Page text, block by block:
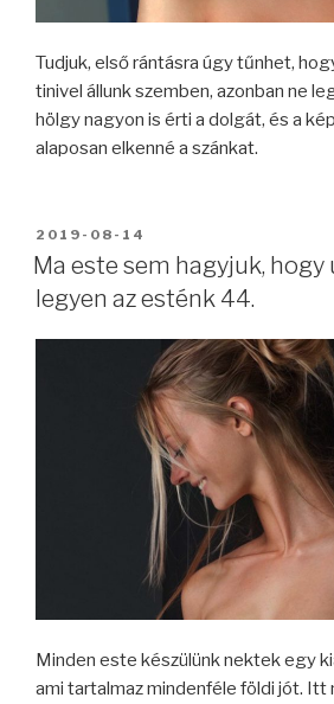
Tudjuk, első rántásra úgy tűnhet,
tinivel állunk szemben, azonban ne
hölgy nagyon is érti a dolgát, és a
alaposan elkenné a szánkat.
BEKÜLDVE:
2019-08-14
Ma este sem hagyjuk, hogy
legyen az esténk 44.
Minden este készülünk nektek egy
ami tartalmaz mindenféle földi jót. Itt